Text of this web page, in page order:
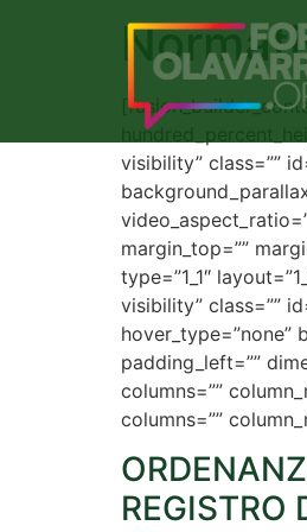
visibility” class=””
margin_top=””
type=”1_1″
visibility” class=””
hover_type=”none”
padding_left=””
columns=””
columns=””
REGISTRO